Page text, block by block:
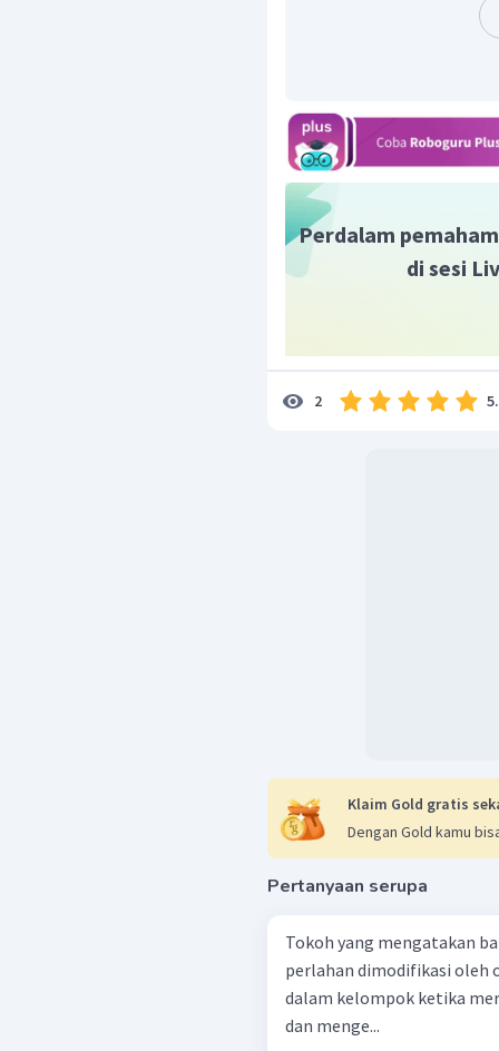
dipahami sebagai
dalam kesadaran politik.
Perdalam
di sesi
2
Klaim Gold gratis
Dengan Gold kamu
Pertanyaan serupa
Tokoh yang mengatakan
perlahan dimodifikasi oleh
dalam kelompok ketika
dan menge...